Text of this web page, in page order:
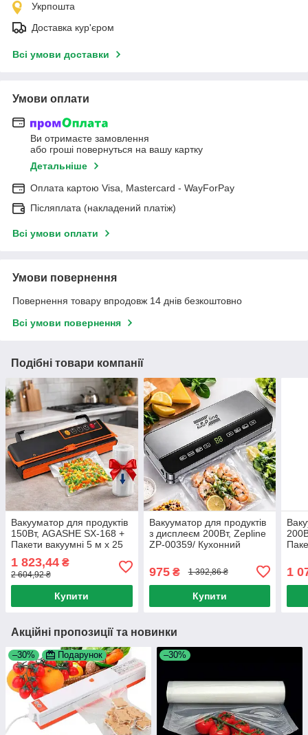
Укрпошта
Доставка кур'єром
Всі умови доставки
Умови оплати
Ви отримаєте замовлення
або гроші повернуться на вашу картку
Детальніше
Оплата картою Visa, Mastercard - WayForPay
Післяплата (накладений платіж)
Всі умови оплати
Умови повернення
Повернення товару впродовж 14 днів безкоштовно
Всі умови повернення
Подібні товари компанії
Вакууматор для продуктів
150Вт, AGASHE SX-168 +
Пакети вакуумні 5 м х 25
пакувальник / Кухонний
вакууматор
1 823,44 ₴
2 604,92 ₴
Купити
Вакууматор для продуктів
з дисплеєм 200Вт, Zepline
ZP-00359/ Кухонний
Вакуумний пакувальник
975₴ 1 392,86 ₴
Купити
1
Акційні пропозиції та новинки
–30% Подарунок –30%